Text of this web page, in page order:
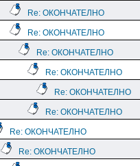
Re: ОКОНЧАТЕЛНО
Re: ОКОНЧАТЕЛНО
Re: ОКОНЧАТЕЛНО
Re: ОКОНЧАТЕЛНО
Re: ОКОНЧАТЕЛНО
Re: ОКОНЧАТЕЛНО
Re: ОКОНЧАТЕЛНО
Re: ОКОНЧАТЕЛНО